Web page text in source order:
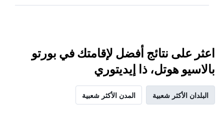
اعثر على نتائج أفضل لإقامتك في بورتو
بالاسيو هوتل، ذا إيديتوري
البلدان الأكثر شعبية المدن الأكثر شعبية